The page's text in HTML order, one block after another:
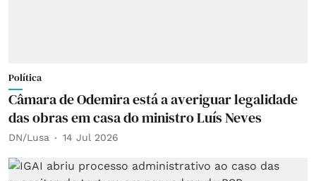
Política
Câmara de Odemira está a averiguar legalidade
das obras em casa do ministro Luís Neves
DN/Lusa 14 Jul 2026